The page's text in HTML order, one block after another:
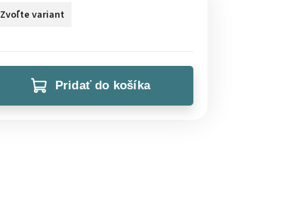
Zvoľte variant
Pridať do košíka